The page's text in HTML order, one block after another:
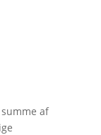
af